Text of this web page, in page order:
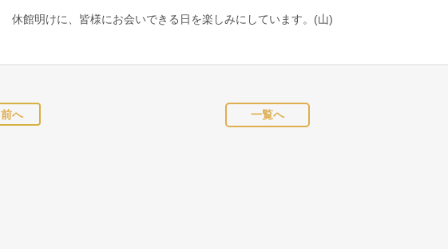
休館明けに、皆様にお会いできる日を楽しみにしています。(山)
前へ 一覧へ